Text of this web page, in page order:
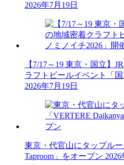
2026年7月19日
【7/17～19 東京・国立】
ラフトビールイベント「
2026年7月19日
東京・代官山にタップルー
Taproom」をオープン 2026